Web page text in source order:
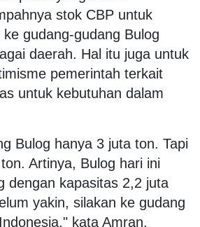
stok CBP untuk
gudang-gudang Bulog
daerah. Hal itu juga untuk
pemerintah terkait
untuk kebutuhan dalam
Bulog hanya 3 juta ton. Tapi
Artinya, Bulog hari ini
dengan kapasitas 2,2 juta
yakin, silakan ke gudang
kata Amran.